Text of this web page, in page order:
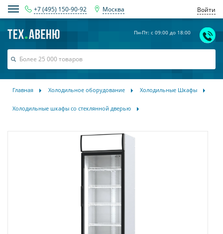
+7 (495) 150-90-92 Москва Войти
Пн-Пт: с 09:00 до 18:00
Главная Холодильное оборудование Холодильные Шкафы
Холодильные шкафы со стеклянной дверью